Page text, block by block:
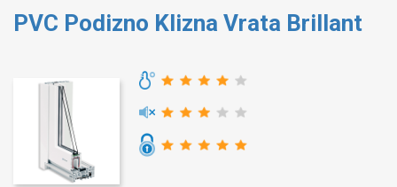
PVC Podizno Klizna Vrata Brillant